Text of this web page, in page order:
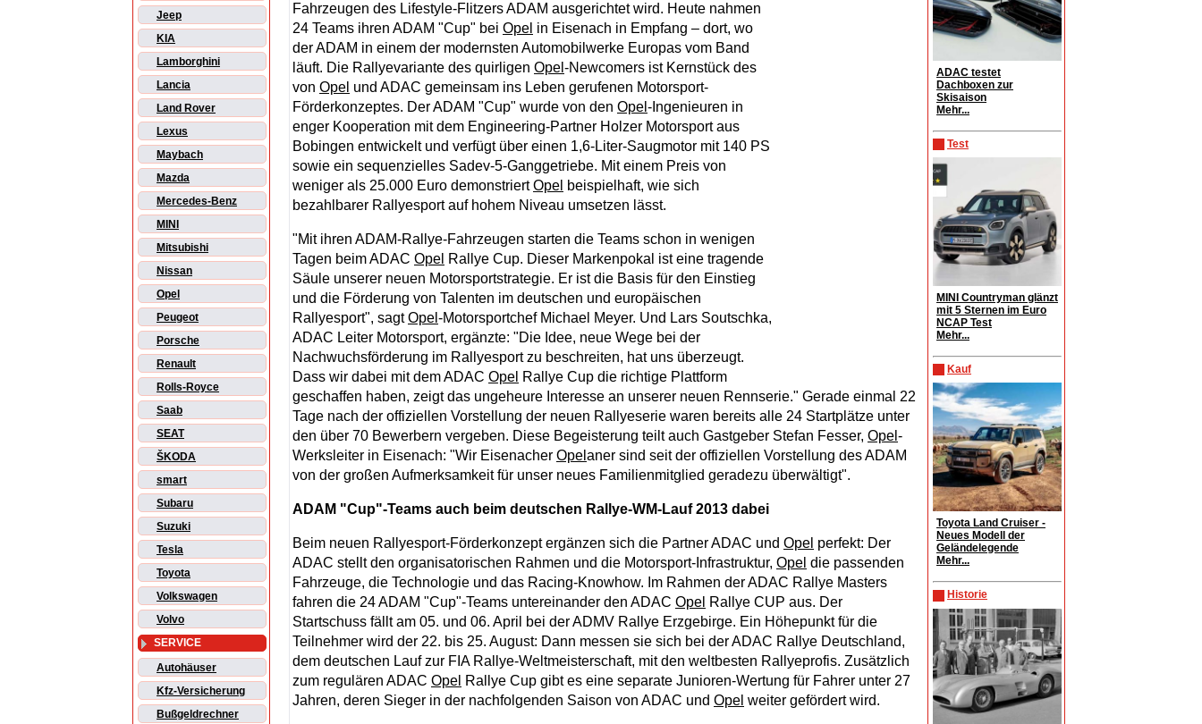
Jeep
KIA
Lamborghini
Lancia
Land Rover
Lexus
Maybach
Mazda
Mercedes-Benz
MINI
Mitsubishi
Nissan
Opel
Peugeot
Porsche
Renault
Rolls-Royce
Saab
SEAT
ŠKODA
smart
Subaru
Suzuki
Tesla
Toyota
Volkswagen
Volvo
SERVICE
Autohäuser
Kfz-Versicherung
Bußgeldrechner
ADAC testet
Dachboxen zur
Skisaison
Mehr...
Test
MINI Countryman glänzt
mit 5 Sternen im Euro
NCAP Test
Mehr...
Kauf
Toyota Land Cruiser -
Neues Modell der
Geländelegende
Mehr...
Historie
Fahrzeugen des Lifestyle-Flitzers ADAM ausgerichtet wird. Heute nahmen
24 Teams ihren ADAM "Cup" bei Opel in Eisenach in Empfang – dort, wo
der ADAM in einem der modernsten Automobilwerke Europas vom Band
läuft. Die Rallyevariante des quirligen Opel -Newcomers ist Kernstück des
von Opel und ADAC gemeinsam ins Leben gerufenen Motorsport-
Förderkonzeptes. Der ADAM "Cup" wurde von den Opel -Ingenieuren in
enger Kooperation mit dem Engineering-Partner Holzer Motorsport aus
Bobingen entwickelt und verfügt über einen 1,6-Liter-Saugmotor mit 140 PS
sowie ein sequenzielles Sadev-5-Ganggetriebe. Mit einem Preis von
weniger als 25.000 Euro demonstriertOpel beispielhaft, wie sich
bezahlbarer Rallyesport auf hohem Niveau umsetzen lässt.
"Mit ihren ADAM-Rallye-Fahrzeugen starten die Teams schon in wenigen
Tagen beim ADAC Opel Rallye Cup. Dieser Markenpokal ist eine tragende
Säule unserer neuen Motorsportstrategie. Er ist die Basis für den Einstieg
und die Förderung von Talenten im deutschen und europäischen
Rallyesport", sagtOpel -Motorsportchef Michael Meyer. Und Lars Soutschka,
ADAC Leiter Motorsport, ergänzte: "Die Idee, neue Wege bei der
Nachwuchsförderung im Rallyesport zu beschreiten, hat uns überzeugt.
Dass wir dabei mit dem ADAC Opel Rallye Cup die richtige Plattform
geschaffen haben, zeigt das ungeheure Interesse an unserer neuen Rennserie." Gerade einmal 22
Tage nach der offiziellen Vorstellung der neuen Rallyeserie waren bereits alle 24 Startplätze unter
den über 70 Bewerbern vergeben. Diese Begeisterung teilt auch Gastgeber Stefan Fesser, Opel -
Werksleiter in Eisenach: "Wir Eisenacher Opel aner sind seit der offiziellen Vorstellung des ADAM
von der großen Aufmerksamkeit für unser neues Familienmitglied geradezu überwältigt".
ADAM "Cup"-Teams auch beim deutschen Rallye-WM-Lauf 2013 dabei
Beim neuen Rallyesport-Förderkonzept ergänzen sich die Partner ADAC und Opel perfekt: Der
ADAC stellt den organisatorischen Rahmen und die Motorsport-Infrastruktur, Opel die passenden
Fahrzeuge, die Technologie und das Racing-Knowhow. Im Rahmen der ADAC Rallye Masters
fahren die 24 ADAM "Cup"-Teams untereinander den ADAC Opel Rallye CUP aus. Der
Startschuss fällt am 05. und 06. April bei der ADMV Rallye Erzgebirge. Ein Höhepunkt für die
Teilnehmer wird der 22. bis 25. August: Dann messen sie sich bei der ADAC Rallye Deutschland,
dem deutschen Lauf zur FIA Rallye-Weltmeisterschaft, mit den weltbesten Rallyeprofis. Zusätzlich
zum regulären ADAC Opel Rallye Cup gibt es eine separate Junioren-Wertung für Fahrer unter 27
Jahren, deren Sieger in der nachfolgenden Saison von ADAC und Opel weiter gefördert wird.